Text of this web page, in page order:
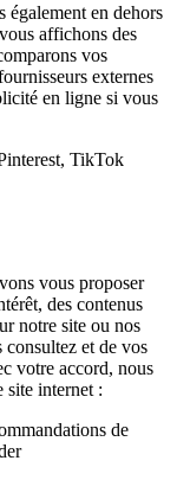
en dehors
affichons des
vos
externes
en ligne si vous
TikTok
vous proposer
des contenus
notre site ou nos
et de vos
votre accord, nous
site internet :
de